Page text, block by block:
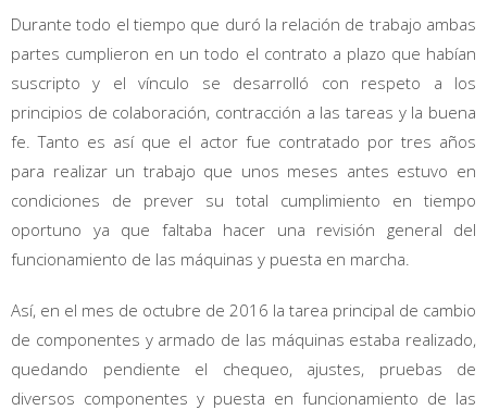
Durante todo el tiempo que duró la relación de trabajo ambas
partes cumplieron en un todo el contrato a plazo que habían
suscripto y el vínculo se desarrolló con respeto a los
principios de colaboración, contracción a las tareas y la buena
fe. Tanto es así que el actor fue contratado por tres años
para realizar un trabajo que unos meses antes estuvo en
condiciones de prever su total cumplimiento en tiempo
oportuno ya que faltaba hacer una revisión general del
funcionamiento de las máquinas y puesta en marcha.
Así, en el mes de octubre de 2016 la tarea principal de cambio
de componentes y armado de las máquinas estaba realizado,
quedando pendiente el chequeo, ajustes, pruebas de
diversos componentes y puesta en funcionamiento de las